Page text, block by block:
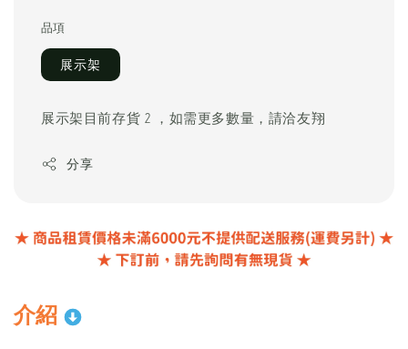
品項
展示架
展示架目前存貨 2 ，如需更多數量，請洽友翔
分享
介紹